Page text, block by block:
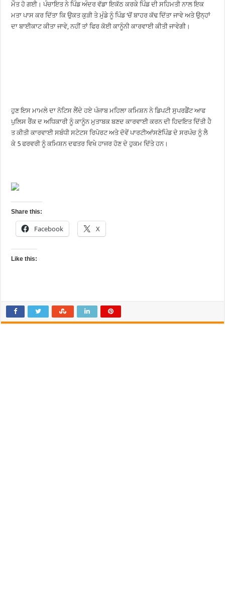
ਮੌਤ ਹੋ ਗਈ। ਪੰਚਾਇਤ ਨੇ ਪਿੰਡ ਅੰਦਰ ਵੱਡਾ ਇਕੱਠ ਕਰਕੇ ਪਿੰਡ ਦੀ ਸਹਿਮਤੀ ਨਾਲ ਇਕ
ਮਤਾ ਪਾਸ ਕਰ ਦਿੱਤਾ ਕਿ ਉਕਤ ਕੁੜੀ ਤੇ ਮੁੰਡੇ ਨੂੰ ਪਿੰਡ ‘ਚੋਂ ਬਾਹਰ ਕੱਢ ਦਿੱਤਾ ਜਾਵੇ ਅਤੇ ਉਨ੍ਹਾਂ
ਦਾ ਬਾਈਕਾਟ ਕੀਤਾ ਜਾਵੇ, ਨਹੀਂ ਤਾਂ ਫਿਰ ਕੋਈ ਕਾਨੂੰਨੀ ਕਾਰਵਾਈ ਕੀਤੀ ਜਾਵੇਗੀ।
ਹੁਣ ਇਸ ਮਾਮਲੇ ਦਾ ਨੋਟਿਸ ਲੈਂਦੇ ਹਏ ਪੰਜਾਬ ਮਹਿਲਾ ਕਮਿਸ਼ਨ ਨੇ ਡਿਪਟੀ ਸੁਪਰਡੈਂਟ ਆਫ
ਪੁਲਿਸ ਰੈਂਕ ਦ ਅਧਿਕਾਰੀ ਨੂੰ ਕਾਨੂੰਨ ਮੁਤਾਬਕ ਬਣਦ ਕਾਰਵਾਈ ਕਰਨ ਦੀ ਹਿਦਇਤ ਦਿੱਤੀ ਹੈ
ਤ ਕੀਤੀ ਕਾਰਵਾਈ ਸਬੰਧੀ ਸਟੇਟਸ ਰਿਪੋਰਟ ਅਤੇ ਦੋਵੇਂ ਪਾਰਟੀਆਂਸਣੇਪਿੰਡ ਦੇ ਸਰਪੰਚ ਨੂੰ ਲੈ
ਕੇ 5 ਫਰਵਰੀ ਨੂੰ ਕਮਿਸ਼ਨ ਦਫਤਰ ਵਿਖੇ ਹਾਜਰ ਹੋਣ ਦੇ ਹੁਕਮ ਦਿੱਤੇ ਹਨ।
Share this:
Facebook X
Like this: